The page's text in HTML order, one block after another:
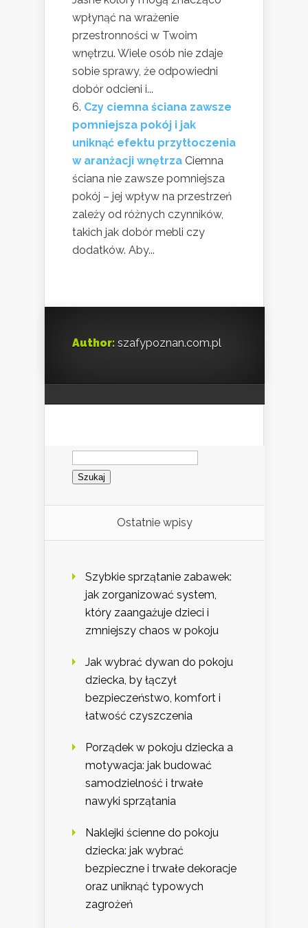
wpłynąć na wrażenie
przestronności w Twoim
wnętrzu. Wiele osób nie zdaje
sobie sprawy, że odpowiedni
dobór odcieni i...
Czy ciemna ściana zawsze
pomniejsza pokój i jak
uniknąć efektu przytłoczenia
w aranżacji wnętrza Ciemna
ściana nie zawsze pomniejsza
pokój – jej wpływ na przestrzeń
zależy od różnych czynników,
takich jak dobór mebli czy
dodatków. Aby...
Author: szafypoznan.com.pl
Szukaj:
Ostatnie wpisy
Szybkie sprzątanie zabawek:
jak zorganizować system,
który zaangażuje dzieci i
zmniejszy chaos w pokoju
Jak wybrać dywan do pokoju
dziecka, by łączył
bezpieczeństwo, komfort i
łatwość czyszczenia
Porządek w pokoju dziecka a
motywacja: jak budować
samodzielność i trwałe
nawyki sprzątania
Naklejki ścienne do pokoju
dziecka: jak wybrać
bezpieczne i trwałe dekoracje
oraz uniknąć typowych
zagrożeń